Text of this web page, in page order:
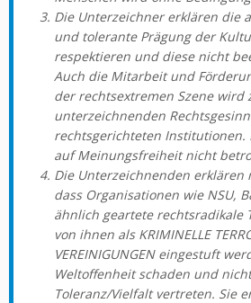
Die Unterzeichner erklären die
und tolerante Prägung der
respektieren und diese nicht
Auch die Mitarbeit und
der rechtsextremen Szene wird
unterzeichnenden
rechtsgerichteten Institutionen.
auf Meinungsfreiheit nicht
Die Unterzeichnenden
dass Organisationen wie NSU,
ähnlich geartete rechtsradikale
von ihnen als KRIMINELLE
VEREINIGUNGEN eingestuft
Weltoffenheit schaden und
Toleranz/Vielfalt vertreten. Sie